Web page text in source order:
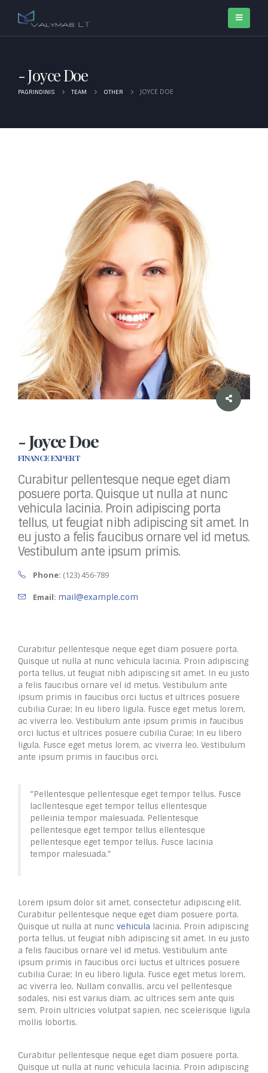
Joyce Doe
PAGRINDINIS TEAM OTHER JOYCE DOE
- Joyce Doe
FINANCE EXPERT
Curabitur pellentesque neque eget diam
posuere porta. Quisque ut nulla at nunc
vehicula lacinia. Proin adipiscing porta
tellus, ut feugiat nibh adipiscing sit amet. In
eu justo a felis faucibus ornare vel id metus.
Vestibulum ante ipsum primis.
Phone: (123) 456-789
Email: mail@example.com
Curabitur pellentesque neque eget diam posuere porta.
Quisque ut nulla at nunc vehicula lacinia. Proin adipiscing
porta tellus, ut feugiat nibh adipiscing sit amet. In eu justo
a felis faucibus ornare vel id metus. Vestibulum ante
ipsum primis in faucibus orci luctus et ultrices posuere
cubilia Curae; In eu libero ligula. Fusce eget metus lorem,
ac viverra leo. Vestibulum ante ipsum primis in faucibus
orci luctus et ultrices posuere cubilia Curae; In eu libero
ligula. Fusce eget metus lorem, ac viverra leo. Vestibulum
ante ipsum primis in faucibus orci.
“Pellentesque pellentesque eget tempor tellus. Fusce
lacllentesque eget tempor tellus ellentesque
pelleinia tempor malesuada. Pellentesque
pellentesque eget tempor tellus ellentesque
pellentesque eget tempor tellus. Fusce lacinia
tempor malesuada.”
Lorem ipsum dolor sit amet, consectetur adipiscing elit.
Curabitur pellentesque neque eget diam posuere porta.
Quisque ut nulla at nunc vehicula lacinia. Proin adipiscing
porta tellus, ut feugiat nibh adipiscing sit amet. In eu justo
a felis faucibus ornare vel id metus. Vestibulum ante
ipsum primis in faucibus orci luctus et ultrices posuere
cubilia Curae; In eu libero ligula. Fusce eget metus lorem,
ac viverra leo. Nullam convallis, arcu vel pellentesque
sodales, nisi est varius diam, ac ultrices sem ante quis
sem. Proin ultricies volutpat sapien, nec scelerisque ligula
mollis lobortis.
Curabitur pellentesque neque eget diam posuere porta.
Quisque ut nulla at nunc vehicula lacinia. Proin adipiscing